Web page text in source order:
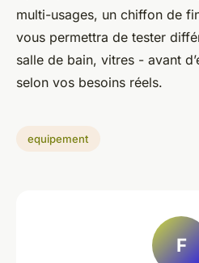
multi-usages, un chiffon de
vous permettra de tester
salle de bain, vitres - avant
selon vos besoins réels.
equipement
F